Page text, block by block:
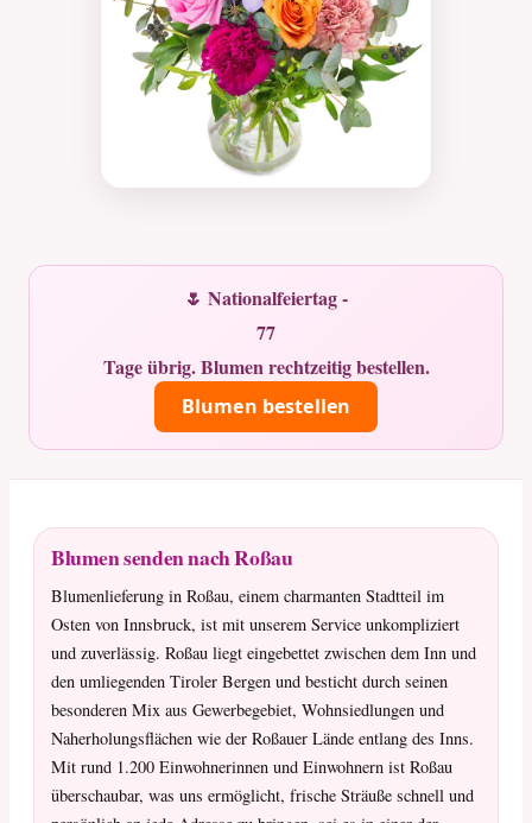
🌷 Nationalfeiertag -
77
Tage übrig. Blumen rechtzeitig bestellen.
Blumen bestellen
Blumen senden nach Roßau
Blumenlieferung in Roßau, einem charmanten Stadtteil im
Osten von Innsbruck, ist mit unserem Service unkompliziert
und zuverlässig. Roßau liegt eingebettet zwischen dem Inn und
den umliegenden Tiroler Bergen und besticht durch seinen
besonderen Mix aus Gewerbegebiet, Wohnsiedlungen und
Naherholungsflächen wie der Roßauer Lände entlang des Inns.
Mit rund 1.200 Einwohnerinnen und Einwohnern ist Roßau
überschaubar, was uns ermöglicht, frische Sträuße schnell und